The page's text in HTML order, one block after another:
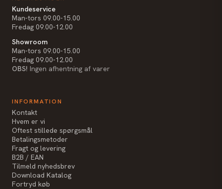
Kundeservice
Man-tors 09.00-15.00
Fredag 09.00-12.00
Showroom
Man-tors 09.00-15.00
Fredag 09.00-12.00
OBS! Ingen afhentning af varer
INFORMATION
Kontakt
Hvem er vi
Oftest stillede spørgsmål
Betalingsmetoder
Fragt og levering
B2B / EAN
Tilmeld nyhedsbrev
Download Katalog
Fortryd køb